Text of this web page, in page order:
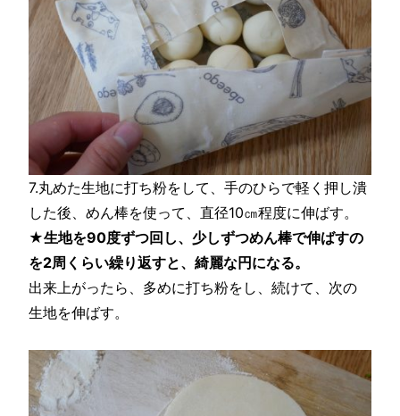
7.丸めた生地に打ち粉をして、手のひらで軽く押し潰
した後、めん棒を使って、直径10㎝程度に伸ばす。
★生地を90度ずつ回し、少しずつめん棒で伸ばすの
を2周くらい繰り返すと、綺麗な円になる。
出来上がったら、多めに打ち粉をし、続けて、次の
生地を伸ばす。